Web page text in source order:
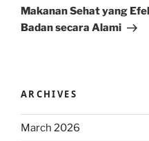
Post
Makanan Sehat yang
Badan secara Alami
ARCHIVES
March 2026